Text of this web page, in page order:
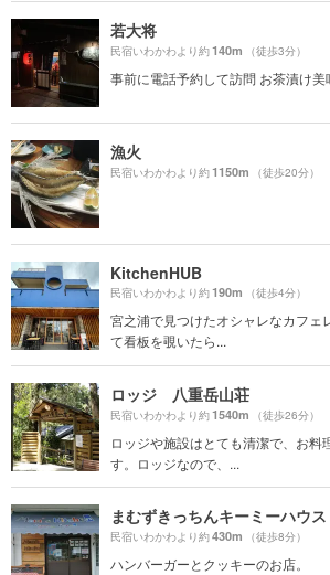
若大将
民宿いわかわより約140m （徒歩3分）
事前に電話予約して訪問 お茶漬け美
漁火
民宿いわかわより約1150m （徒歩20分）
KitchenHUB
民宿いわかわより約190m （徒歩4分）
宮之浦で見つけたオシャレなカフェ
て看板を覗いたら...
ロッジ 八重岳山荘
民宿いわかわより約1540m （徒歩26分）
ロッジや施設はとても清潔で、お料
す。ロッジなので、...
まむずきっちんキーミーハウス
民宿いわかわより約430m （徒歩8分）
ハンバーガーとクッキーのお店。